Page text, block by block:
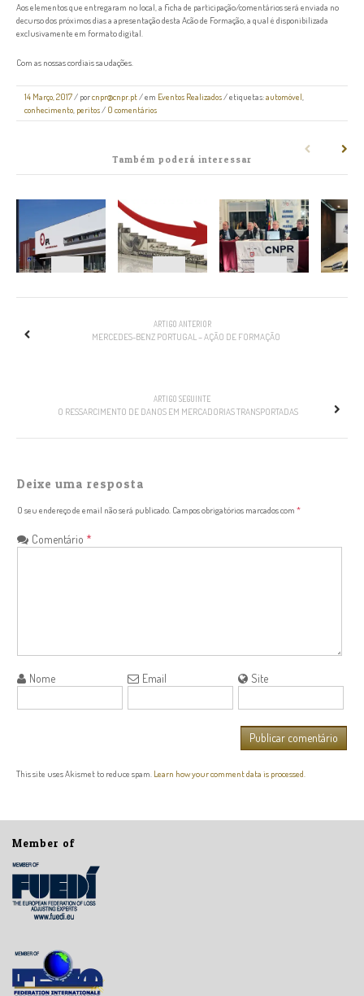
Aos elementos que entregaram no local, a ficha de participação/comentários será enviada no
decurso dos próximos dias a apresentação desta Acão de Formação, a qual é disponibilizada
exclusivamente em formato digital.
Com as nossas cordiais saudações.
14 Março, 2017/ porcnpr@cnpr.pt/ em Eventos Realizados/ etiquetas:automóvel,
conhecimento, peritos/ 0 comentários
Também poderá interessar
ARTIGO ANTERIOR
MERCEDES-BENZ PORTUGAL – AÇÃO DE FORMAÇÃO
ARTIGO SEGUINTE
O RESSARCIMENTO DE DANOS EM MERCADORIAS TRANSPORTADAS
Deixe uma resposta
O seu endereço de email não será publicado. Campos obrigatórios marcados com *
Comentário *
Nome Email Site
This site uses Akismet to reduce spam. Learn how your comment data is processed.
Member of